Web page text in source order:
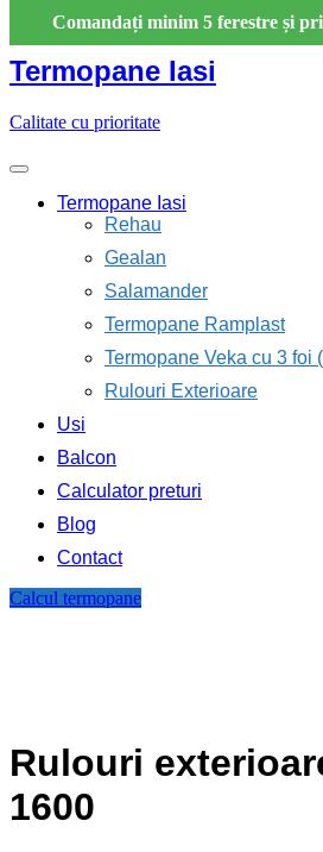
Comandați minim 5 ferestre și
content
Termopane Iasi
Calitate cu prioritate
Termopane Iasi
Rehau
Gealan
Salamander
Termopane Ramplast
Termopane Veka cu 3 foi
Rulouri Exterioare
Usi
Balcon
Calculator preturi
Blog
Contact
Calcul termopane
Rulouri
1600